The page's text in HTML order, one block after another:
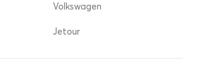
Volkswagen
Jetour